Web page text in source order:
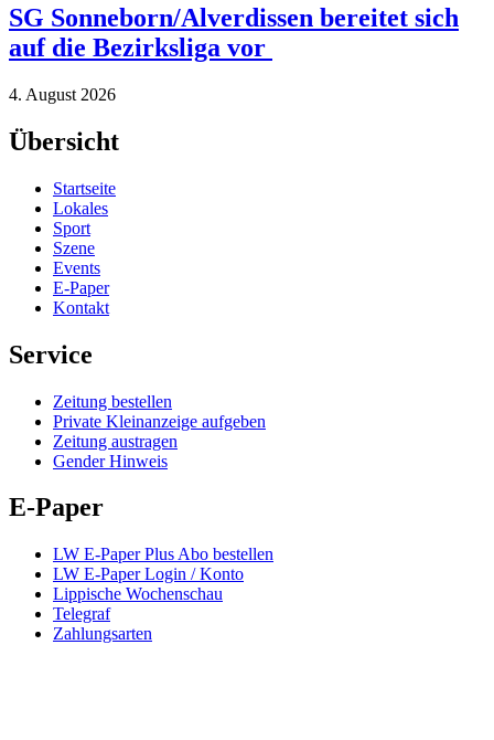
SG Sonneborn/Alverdissen bereitet sich
auf die Bezirksliga vor
4. August 2026
Übersicht
Startseite
Lokales
Sport
Szene
Events
E-Paper
Kontakt
Service
Zeitung bestellen
Private Kleinanzeige aufgeben
Zeitung austragen
Gender Hinweis
E-Paper
LW E-Paper Plus Abo bestellen
LW E-Paper Login / Konto
Lippische Wochenschau
Telegraf
Zahlungsarten